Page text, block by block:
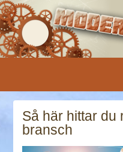
Så här hittar du
bransch